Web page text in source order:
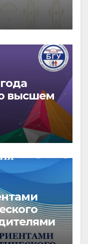
высшем